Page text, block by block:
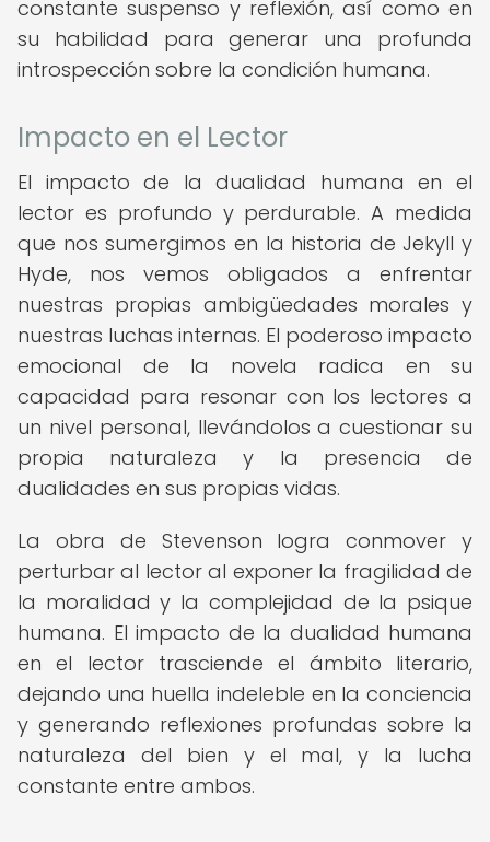
constante suspenso y reflexión, así como en
su habilidad para generar una profunda
introspección sobre la condición humana.
Impacto en el Lector
El impacto de la dualidad humana en el
lector es profundo y perdurable. A medida
que nos sumergimos en la historia de Jekyll y
Hyde, nos vemos obligados a enfrentar
nuestras propias ambigüedades morales y
nuestras luchas internas. El poderoso impacto
emocional de la novela radica en su
capacidad para resonar con los lectores a
un nivel personal, llevándolos a cuestionar su
propia naturaleza y la presencia de
dualidades en sus propias vidas.
La obra de Stevenson logra conmover y
perturbar al lector al exponer la fragilidad de
la moralidad y la complejidad de la psique
humana. El impacto de la dualidad humana
en el lector trasciende el ámbito literario,
dejando una huella indeleble en la conciencia
y generando reflexiones profundas sobre la
naturaleza del bien y el mal, y la lucha
constante entre ambos.